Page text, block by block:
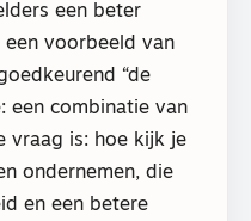
een beter
een voorbeeld van
“de
een combinatie van
vraag is: hoe kijk je
ondernemen, die
en een betere